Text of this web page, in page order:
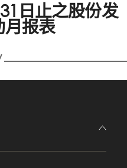
日止之股份发
月报表